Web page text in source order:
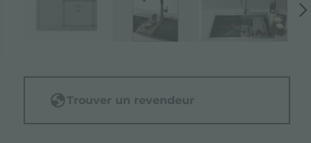
Trouver un revendeur